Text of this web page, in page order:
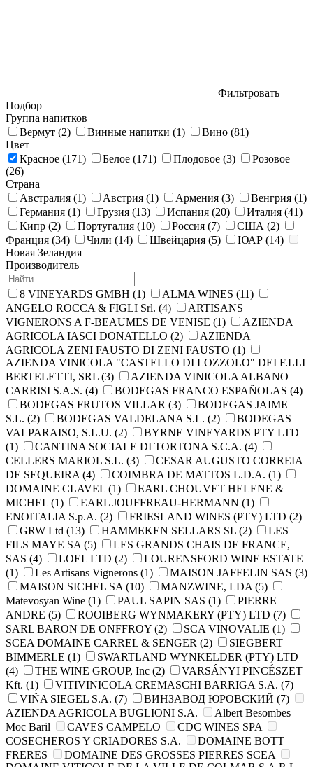
Фильтровать
Подбор
Группа напитков
Вермут (2) Винные напитки (1) Вино (81)
Цвет
Красное (171) Белое (171) Плодовое (3)
Розовое
(26)
Страна
Австралия (1) Австрия (1) Армения (3) Венгрия (1)
Германия (1) Грузия (13) Испания (20) Италия (41)
Кипр (2) Португалия (10) Россия (7) США (2)
Франция (34) Чили (14) Швейцария (5) ЮАР (14)
Новая Зеландия
Производитель
8 VINEYARDS GMBH (1) ALMA WINES (11)
ANGELO ROCCA & FIGLI Srl. (4)
ARTISANS
VIGNERONS A F-BEAUMES DE VENISE (1)
AZIENDA
AGRICOLA IASCI DONATELLO (2)
AZIENDA
AGRICOLA ZENI FAUSTO DI ZENI FAUSTO (1)
AZIENDA VINICOLA "CASTELLO DI LOZZOLO" DEI F.LLI
BERTELETTI, SRL (3)
AZIENDA VINICOLA ALBANO
CARRISI S.A.S. (4) BODEGAS FRANCO ESPAÑOLAS (4)
BODEGAS FRUTOS VILLAR (3)
BODEGAS JAIME
S.L. (2) BODEGAS VALDELANA S.L. (2)
BODEGAS
VALPARAISO, S.L.U. (2)
BYRNE VINEYARDS PTY LTD
(1)
CANTINA SOCIALE DI TORTONA S.C.A. (4)
CELLERS MARIOL S.L. (3)
CESAR AUGUSTO CORREIA
DE SEQUEIRA (4) COIMBRA DE MATTOS L.D.A. (1)
DOMAINE CLAVEL (1)
EARL CHOUVET HELENE &
MICHEL (1) EARL JOUFFREAU-HERMANN (1)
ENOITALIA S.p.A. (2) FRIESLAND WINES (PTY) LTD (2)
GRW Ltd (13) HAMMEKEN SELLARS SL (2)
LES
FILS MAYE SA (5)
LES GRANDS CHAIS DE FRANCE,
SAS (4) LOEL LTD (2)
LOURENSFORD WINE ESTATE
(1)
Les Artisans Vignerons (1) MAISON JAFFELIN SAS (3)
MAISON SICHEL SA (10) MANZWINE, LDA (5)
Matevosyan Wine (1) PAUL SAPIN SAS (1)
PIERRE
ANDRE (5) ROOIBERG WYNMAKERY (PTY) LTD (7)
SARL BARON DE ONFFROY (2) SCA VINOVALIE (1)
SCEA DOMAINE CARREL & SENGER (2)
SIEGBERT
BIMMERLE (1)
SWARTLAND WYNKELDER (PTY) LTD
(4)
THE WINE GROUP, Inc (2)
VARSÁNYI PINCÉSZET
Kft. (1) VITIVINICOLA CREMASCHI BARRIGA S.A. (7)
VIÑA SIEGEL S.A. (7) ВИНЗАВОД ЮРОВСКИЙ (7)
AZIENDA AGRIСOLA BUGLIONI S.A.
Albert Besombes
Moc Baril
CAVES CAMPELO
CDC WINES SPA
COSECHEROS Y CRIADORES S.A.
DOMAINE BOTT
FRERES
DOMAINE DES GROSSES PIERRES SCEA